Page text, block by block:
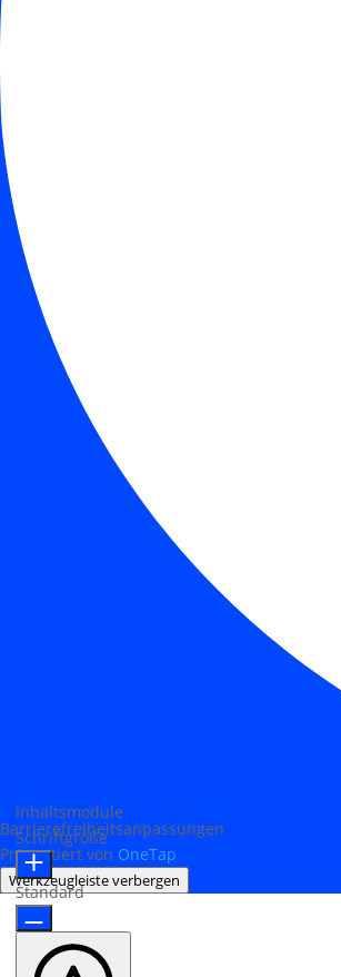
Barrierefreiheitsanpassungen
Präsentiert von OneTap
Werkzeugleiste verbergen
Inhaltsmodule
Schriftgröße
Standard